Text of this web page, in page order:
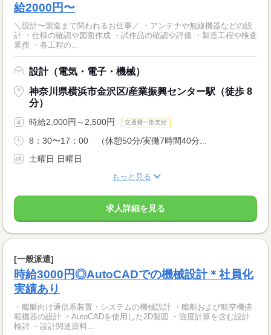
給2000円〜
＼設計〜製造まで関われるお仕事／ ・アンテナや無線機器などの設
計 ・仕様の確認や図面作成 ・試作品の確認や評価 ・製造工程や検査
業務 ・各工程の...
設計（電気・電子・機械）
神奈川県横浜市金沢区/産業振興センター駅（徒歩 8
分）
時給2,000円～2,500円 交通費一部支給
8：30〜17：00 （休憩50分/実働7時間40分...
土曜日 日曜日
もっと見る
求人詳細を見る
[一般派遣]
時給3000円◎AutoCADでの機械設計＊社員化
実績あり
・艦艇向け通信系装置・システムの機械設計 ・艦船および航空機搭
載機器の設計 ・AutoCADを使用した2D製図 ・強度計算を含む設計
検討 ・設計関連資料...